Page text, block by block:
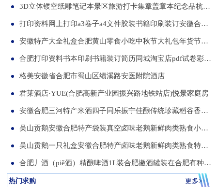
3D立体镂空纸雕笔记本景区旅游打卡集章盖章本纪念品杭州合肥昆明武汉城市文创本可定制集章册景点北京logo
打印资料网上打印a3卷子a4文件胶装书籍印刷装订安徽合肥同城服务
安徽特产大全礼盒合肥黄山零食小吃中秋节大礼包年货节送伴手礼品
合肥打印资料书本印刷书籍装订简历同城淘宝店pdf试卷彩色a34讲义
格美安徽省合肥市蜀山区绩溪路安医附院酒店
君莱酒店·YUE(合肥高新产业园振兴路地铁站店)悦景家庭房
安徽合肥三河特产米酒四子同乐振宁佳酿传统珍藏稻谷香一箱两瓶
吴山贡鹅安徽合肥特产袋装真空卤味老鹅新鲜肉类熟食小吃包河发货
吴山贡鹅一只礼盒安徽合肥特产卤味老鹅新鲜肉类熟食特色小吃包邮
合肥丿酒（piě酒）精酿啤酒1L装合肥撇酒罐装在合肥有种局叫丿酒
热门求购 更多>